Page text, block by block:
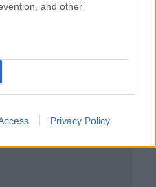
and other
Privacy Policy